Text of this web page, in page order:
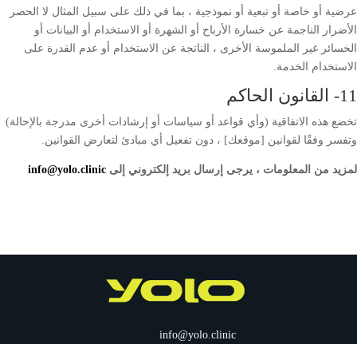
عرضية أو خاصة أو تبعية أو نموذجية ، بما في ذلك على سبيل المثال لا الحصر
الأضرار الناجمة عن خسارة الأرباح أو الشهرة أو الاستخدام أو البيانات أو
الخسائر غير الملموسة الأخرى ، الناتجة عن الاستخدام أو عدم القدرة على
الاستخدام الخدمة.
11- القانون الحاكم
تخضع هذه الاتفاقية (وأي قواعد أو سياسات أو إرشادات أخرى مدرجة بالإحالة)
وتفسر وفقًا لقوانين [موقعك] ، دون تفعيل أي مبادئ لتعارض القوانين.
لمزيد من المعلومات ، يرجى إرسال بريد إلكتروني إلى info@yolo.clinic
info@yolo.clinic